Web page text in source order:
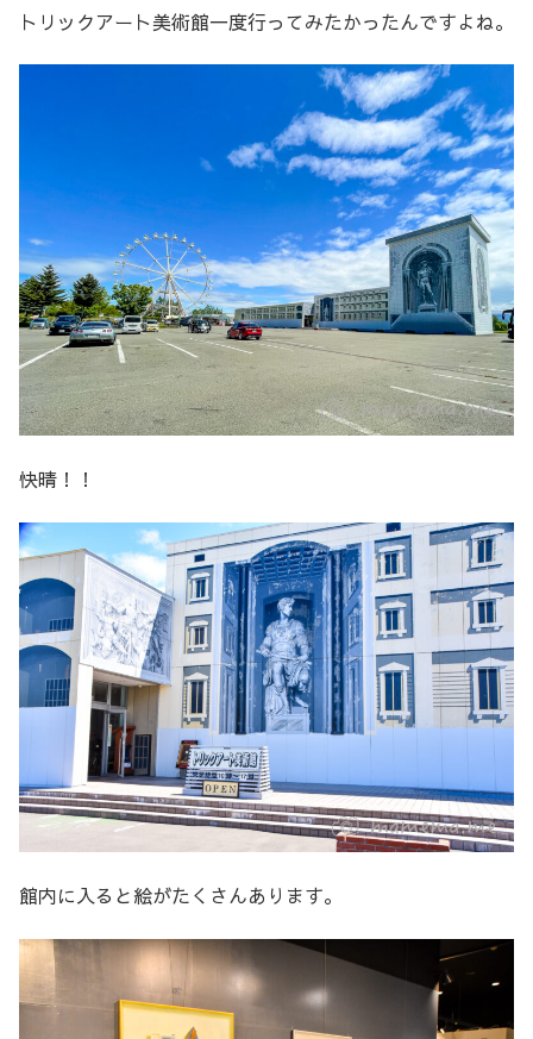
トリックアート美術館一度行ってみたかったんですよね。
快晴！！
館内に入ると絵がたくさんあります。